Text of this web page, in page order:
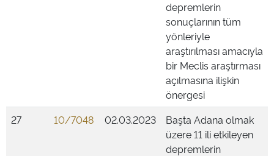
depremlerin
sonuçlarının tüm
yönleriyle
araştırılması amacıyla
bir Meclis araştırması
açılmasına ilişkin
önergesi
27
10/7048 02.03.2023
Başta Adana olmak
üzere 11 ili etkileyen
depremlerin